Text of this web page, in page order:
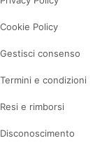
Cookie Policy
Gestisci consenso
Termini e condizioni
Resi e rimborsi
Disconoscimento